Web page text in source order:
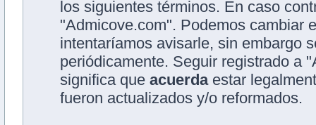
los siguientes términos. En caso
"Admicove.com". Podemos cambiar
intentaríamos avisarle, sin embargo
periódicamente. Seguir registrado a
significa que acuerdaestar
fueron actualizados y/o reformados.